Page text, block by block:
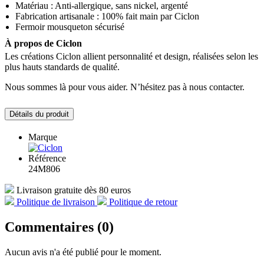
Matériau : Anti‑allergique, sans nickel, argenté
Fabrication artisanale : 100% fait main par Ciclon
Fermoir mousqueton sécurisé
À propos de Ciclon
Les créations Ciclon allient personnalité et design, réalisées selon les
plus hauts standards de qualité.
Nous sommes là pour vous aider. N’hésitez pas à nous contacter.
Détails du produit
Marque
Référence
24M806
Livraison gratuite dès 80 euros
Politique de livraison
Politique de retour
Commentaires (0)
Aucun avis n'a été publié pour le moment.